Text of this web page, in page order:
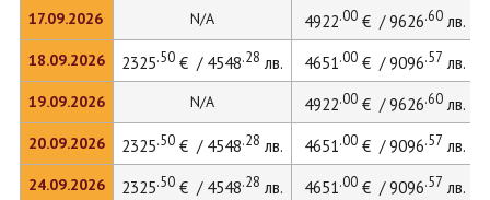
17.09.2026
18.09.2026
19.09.2026
20.09.2026
24.09.2026
N/A 4922.00€ / 9626.60лв.
2325.50€ / 4548.28 лв. 4651.00€ / 9096.57 лв.
N/A 4922.00€ / 9626.60лв.
2325.50€ / 4548.28 лв. 4651.00€ / 9096.57 лв.
2325.50€ / 4548.28 лв. 4651.00€ / 9096.57 лв.